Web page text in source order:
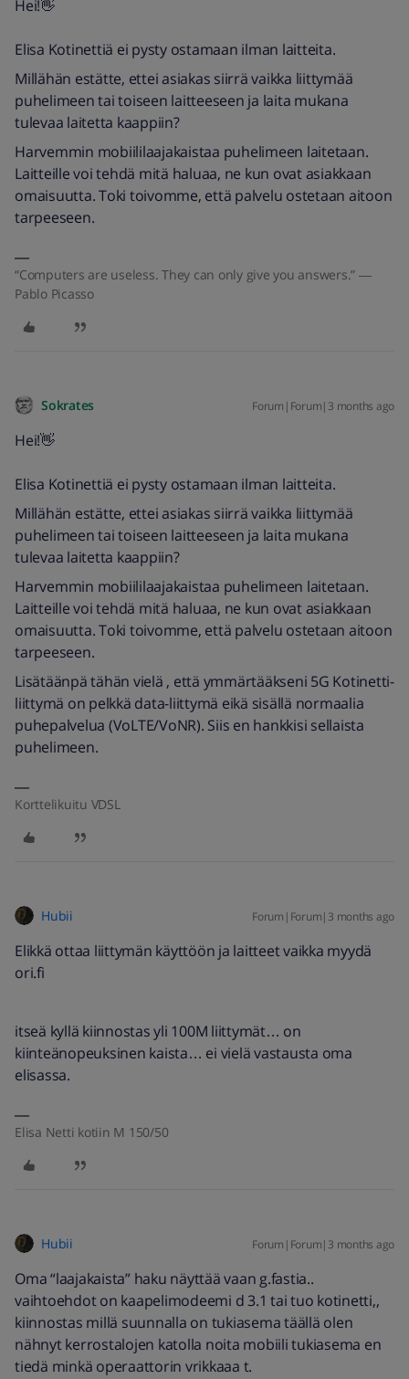
Hei!👋
Elisa Kotinettiä ei pysty ostamaan ilman laitteita.
Millähän estätte, ettei asiakas siirrä vaikka liittymää
puhelimeen tai toiseen laitteeseen ja laita mukana
tulevaa laitetta kaappiin?
Harvemmin mobiililaajakaistaa puhelimeen laitetaan.
Laitteille voi tehdä mitä haluaa, ne kun ovat asiakkaan
omaisuutta. Toki toivomme, että palvelu ostetaan aitoon
tarpeeseen.
“Computers are useless. They can only give you answers.” ―
Pablo Picasso
Sokrates Forum|Forum|3 months ago
Hei!👋
Elisa Kotinettiä ei pysty ostamaan ilman laitteita.
Millähän estätte, ettei asiakas siirrä vaikka liittymää
puhelimeen tai toiseen laitteeseen ja laita mukana
tulevaa laitetta kaappiin?
Harvemmin mobiililaajakaistaa puhelimeen laitetaan.
Laitteille voi tehdä mitä haluaa, ne kun ovat asiakkaan
omaisuutta. Toki toivomme, että palvelu ostetaan aitoon
tarpeeseen.
Lisätäänpä tähän vielä , että ymmärtääkseni 5G Kotinetti-
liittymä on pelkkä data-liittymä eikä sisällä normaalia
puhepalvelua (VoLTE/VoNR). Siis en hankkisi sellaista
puhelimeen.
Korttelikuitu VDSL
Hubii Forum|Forum|3 months ago
Elikkä ottaa liittymän käyttöön ja laitteet vaikka myydä
ori.fi
itseä kyllä kiinnostas yli 100M liittymät… on
kiinteänopeuksinen kaista… ei vielä vastausta oma
elisassa.
Elisa Netti kotiin M 150/50
Hubii Forum|Forum|3 months ago
Oma “laajakaista” haku näyttää vaan g.fastia..
vaihtoehdot on kaapelimodeemi d 3.1 tai tuo kotinetti,,
kiinnostas millä suunnalla on tukiasema täällä olen
nähnyt kerrostalojen katolla noita mobiili tukiasema en
tiedä minkä operaattorin vrikkaaa t.